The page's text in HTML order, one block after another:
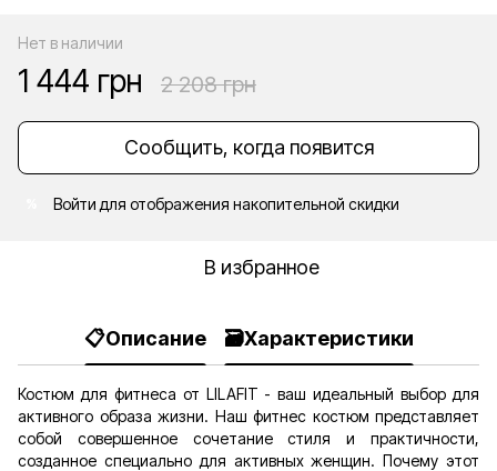
Нет в наличии
1 444 грн 2 208 грн
Сообщить, когда появится
Войти для отображения накопительной скидки
В избранное
📋Описание 🗃️Характеристики
Костюм для фитнеса от LILAFIT - ваш идеальный выбор для
активного образа жизни. Наш фитнес костюм представляет
собой совершенное сочетание стиля и практичности,
созданное специально для активных женщин. Почему этот